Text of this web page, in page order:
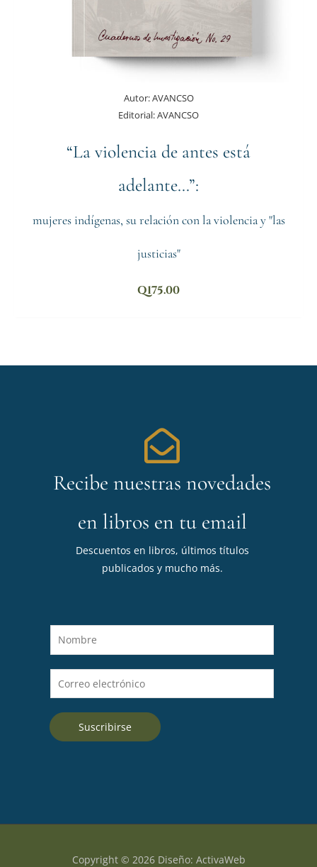
Autor:AVANCSO
Editorial:AVANCSO
“La violencia de antes está
adelante…”:
mujeres indígenas, su relación con la violencia y "las
justicias"
Q175.00
Recibe nuestras novedades
en libros en tu email
Descuentos en libros, últimos títulos
publicados y mucho más.
o
m
e
*
o
r
Suscribirse
Copyright © 2026 Diseño: ActivaWeb